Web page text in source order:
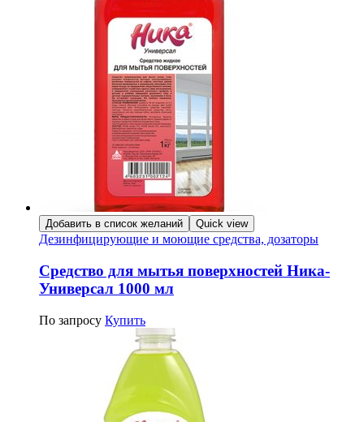
Добавить в список желаний Quick view
Дезинфицирующие и моющие средства, дозаторы
Средство для мытья поверхностей Ника-
Универсал 1000 мл
По запросу Купить